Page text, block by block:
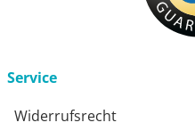
Service
Widerrufsrecht